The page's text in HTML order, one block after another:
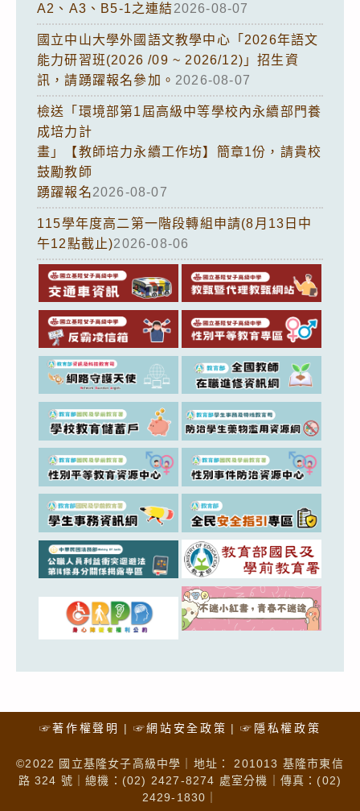
A2、A3、B5-1之連結2026-08-07
國立中山大學外國語文教學中心「2026年語文
能力研習班(2026 /09 ~ 2026/12)」招生資
訊，請踴躍報名參加。 2026-08-07
檢送「環境部第1屆高級中等學校內永續部門養
成培力計
畫」【教師培力永續工作坊】簡章1份，請貴校
鼓勵教師
踴躍報名2026-08-07
115學年度高二第一階段轉組申請(8月13日中
午12點截止)2026-08-06
☞著作權聲明 ☞網站安全政策 ☞隱私權政策
©2022 國立基隆女子高級中學｜地址： 201013 基隆市東信
路 324 號｜總機：(02) 2427-8274 處室分機｜傳真：(02)
2429-1830｜